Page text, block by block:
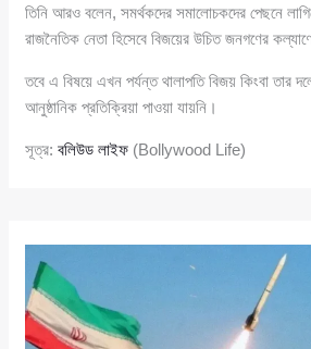
তিনি আরও বলেন, সমর্থকদের সমালোচকদের পেছনে
রাজনৈতিক নেতা হিসেবে বিজয়ের উচিত জনগণের
তবে এ বিষয়ে এখন পর্যন্ত থালাপতি বিজয় কিংবা তার
আনুষ্ঠানিক প্রতিক্রিয়া পাওয়া যায়নি।
সূত্র:বলিউড লাইফ (Bollywood Life)